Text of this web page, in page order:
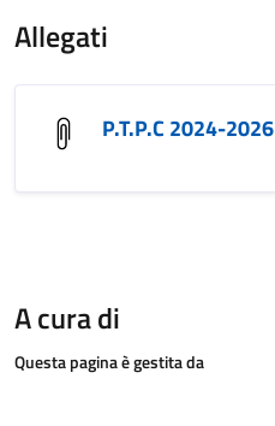
Allegati
P.T.P.C 2024-2026
A cura di
Questa pagina è gestita da